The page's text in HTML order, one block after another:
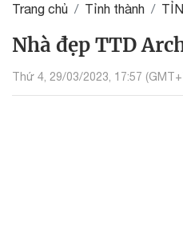
Trang chủ Tỉnh thành
Nhà đẹp TTD
Thứ 4, 29/03/2023, 17:57